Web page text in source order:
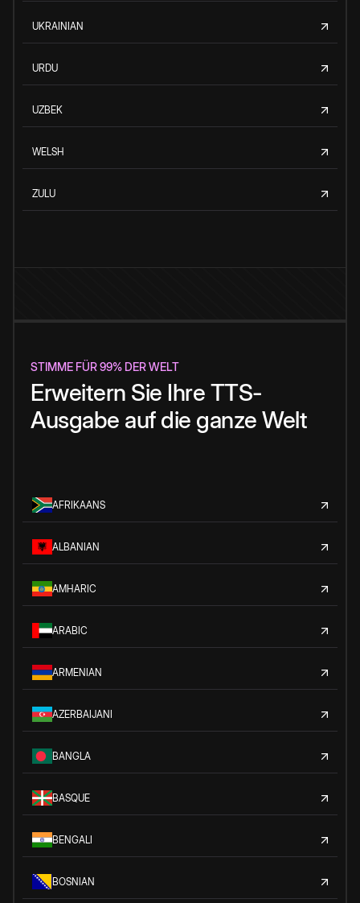
UKRAINIAN
URDU
UZBEK
WELSH
ZULU
STIMME FÜR 99% DER WELT
Erweitern Sie Ihre TTS-
Ausgabe auf die ganze Welt
AFRIKAANS
ALBANIAN
AMHARIC
ARABIC
ARMENIAN
AZERBAIJANI
BANGLA
BASQUE
BENGALI
BOSNIAN